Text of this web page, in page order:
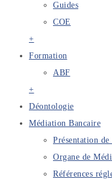
Guides
COE
+
Formation
ABF
+
Déontologie
Médiation Bancaire
Présentation
Organe de
Références